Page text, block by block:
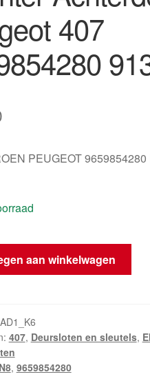
407
PEUGEOT
aan winkelwagen
407, Deursloten en sleutels,
, 9659854280